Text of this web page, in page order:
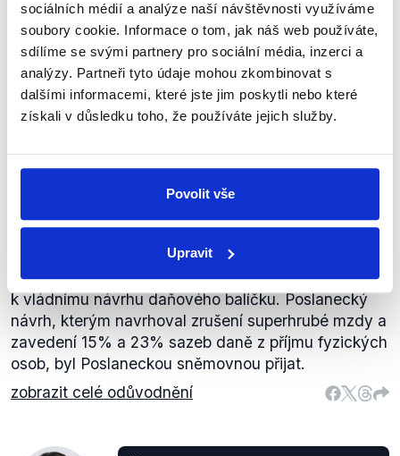
sociálních médií a analýze naší návštěvnosti využíváme
soubory cookie. Informace o tom, jak náš web používáte,
sdílíme se svými partnery pro sociální média, inzerci a
analýzy. Partneři tyto údaje mohou zkombinovat s
dalšími informacemi, které jste jim poskytli nebo které
získali v důsledku toho, že používáte jejich služby.
Povolit vše
Upravit
ODS
Miroslava
Němcová
(...) v samotném předložení toho
pozměňovacího návrhu
předsedou vlády Andrejem
Babišem, který k tomu, co
předkládala vláda, nečekaně sám
za sebe jako poslanec předkládá
Státní rozpočet
Andrej Babiš skutečně předložil pozměňovací návrh
k vládnímu návrhu daňového balíčku. Poslanecký
návrh, kterým navrhoval zrušení superhrubé mzdy a
zavedení 15% a 23% sazeb daně z příjmu fyzických
osob, byl Poslaneckou sněmovnou přijat.
zobrazit celé odůvodnění